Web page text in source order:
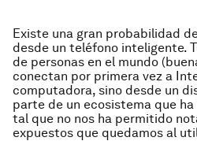
Existe una gran probabilidad
desde un teléfono inteligente.
de personas en el mundo
conectan por primera vez a
computadora, sino desde un
parte de un ecosistema que
tal que no nos ha permitido
expuestos que quedamos al